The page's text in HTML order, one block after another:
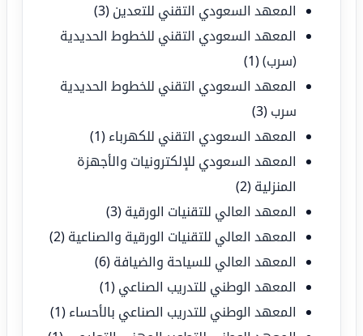
المعهد السعودي التقني للتعدين (3)
المعهد السعودي التقني للخطوط الحديدية
(سرب)(1)
المعهد السعودي التقني للخطوط الحديدية
سرب (3)
المعهد السعودي التقني للكهرباء (1)
المعهد السعودي للإلكترونيات والأجهزة
المنزلية (2)
المعهد العالي للتقنيات الورقية (3)
المعهد العالي للتقنيات الورقية والصناعية (2)
المعهد العالي للسياحة والضيافة (6)
المعهد الوطني للتدريب الصناعي (1)
المعهد الوطني للتدريب الصناعي بالأحساء (1)